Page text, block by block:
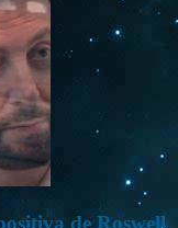
de Roswell